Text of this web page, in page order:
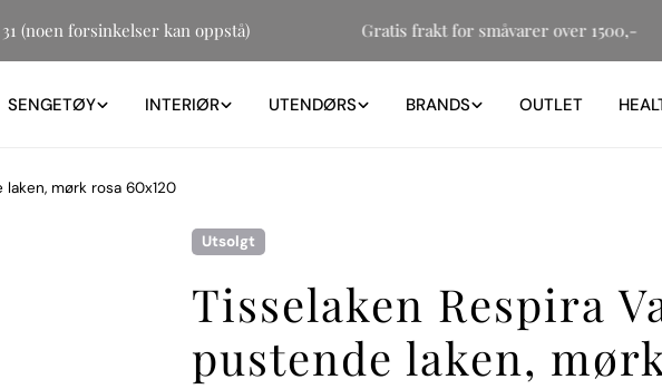
31 (noen forsinkelser kan oppstå) Gratis frakt for småvarer over 1500,-
SENGETØY INTERIØR UTENDØRS BRANDS OUTLET
mørk rosa 60x120
Utsolgt
Tisselaken Respira
pustende laken,